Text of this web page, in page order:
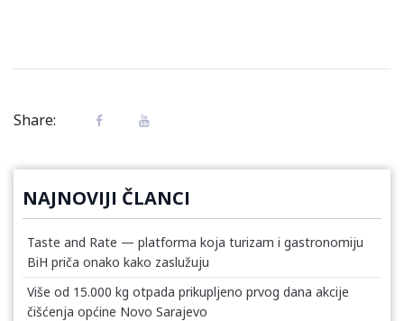
Share:
NAJNOVIJI ČLANCI
Taste and Rate — platforma koja turizam i gastronomiju
BiH priča onako kako zaslužuju
Više od 15.000 kg otpada prikupljeno prvog dana akcije
čišćenja općine Novo Sarajevo